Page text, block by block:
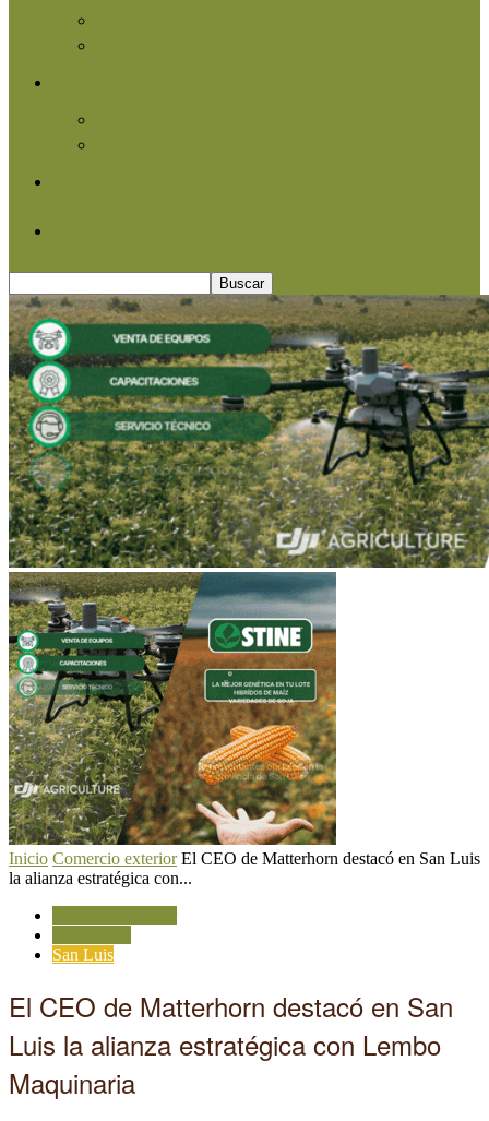
Inicio Comercio exterior El CEO de Matterhorn destacó en San Luis
la alianza estratégica con...
San Luis
El CEO de Matterhorn destacó en San
Luis la alianza estratégica con Lembo
Maquinaria